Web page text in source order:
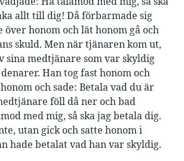
allt till dig! Då förbarmade sig
honom och lät honom gå och
skuld. Men när tjänaren kom ut,
sina medtjänare som var skyldig
Han tog fast honom och
och sade: Betala vad du är
föll då ner och bad
med mig, så ska jag betala dig.
utan gick och satte honom i
hade betalat vad han var skyldig.